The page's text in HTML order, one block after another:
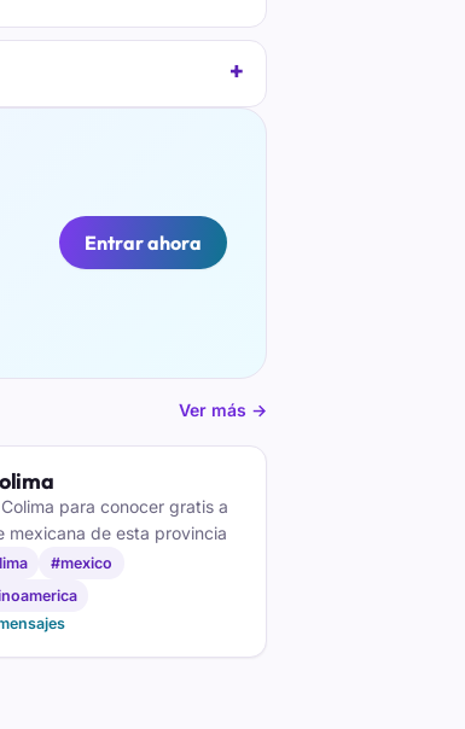
Entrar ahora
Ver más →
para conocer gratis a
mexicana de esta provincia
#mexico